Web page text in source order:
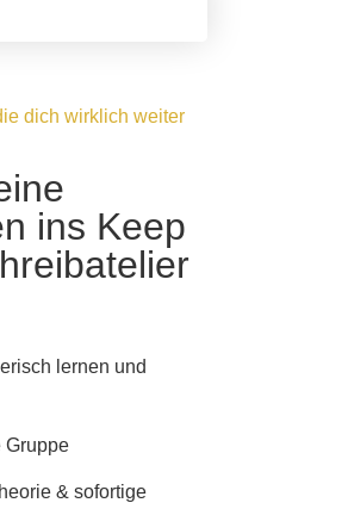
dich wirklich weiter
ins Keep
lernen und
Gruppe
& sofortige